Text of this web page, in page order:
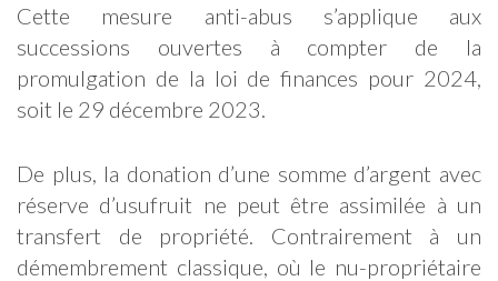
Cette mesure anti-abus s’applique aux
successions ouvertes à compter de la
promulgation de la loi de finances pour 2024,
soit le 29 décembre 2023.
De plus, la donation d’une somme d’argent avec
réserve d’usufruit ne peut être assimilée à un
transfert de propriété. Contrairement à un
démembrement classique, où le nu-propriétaire